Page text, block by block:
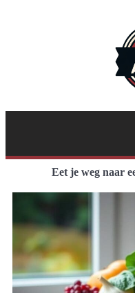
Eet je weg naar